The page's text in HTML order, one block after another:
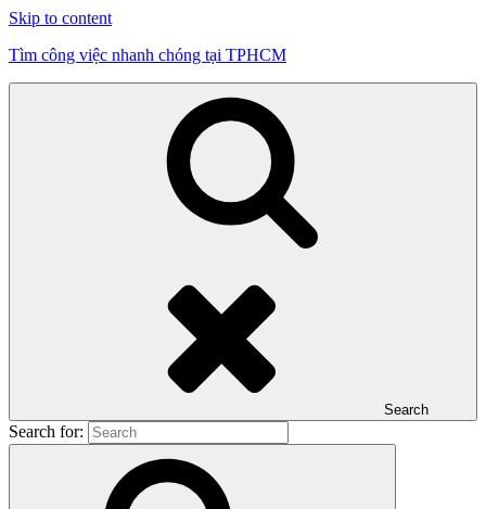
Skip to content
Tìm công việc nhanh chóng tại TPHCM
Search
Search for: